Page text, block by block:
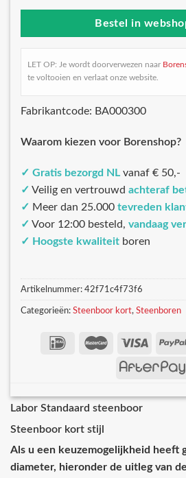
Bestel in
LET OP: Je wordt doorverwezen naar
te voltooien en verlaat onze website.
Fabrikantcode: BA000300
Waarom kiezen voor Borenshop?
✓ Gratis bezorgd NL vanaf € 50,-
✓ Veilig en vertrouwd achteraf
✓ Meer dan 25.000 tevreden
✓ Voor 12:00 besteld, vandaag
✓ Hoogste kwaliteit boren
Artikelnummer: 42f71c4f73f6
Categorieën: Steenboor kort, Steenboren
Labor Standaard steenboor
Steenboor kort stijl
Als u een keuzemogelijkheid heeft
diameter, hieronder de uitleg van